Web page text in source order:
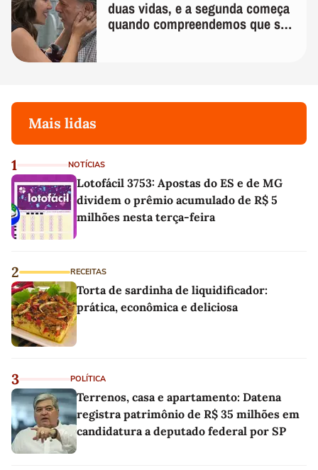
duas vidas, e a segunda começa
quando compreendemos que só
Mais lidas
1 NOTÍCIAS
Lotofácil 3753: Apostas do ES e de MG
dividem o prêmio acumulado de R$ 5
milhões nesta terça-feira
2 RECEITAS
Torta de sardinha de liquidificador:
prática, econômica e deliciosa
3 POLÍTICA
Terrenos, casa e apartamento: Datena
registra patrimônio de R$ 35 milhões em
candidatura a deputado federal por SP